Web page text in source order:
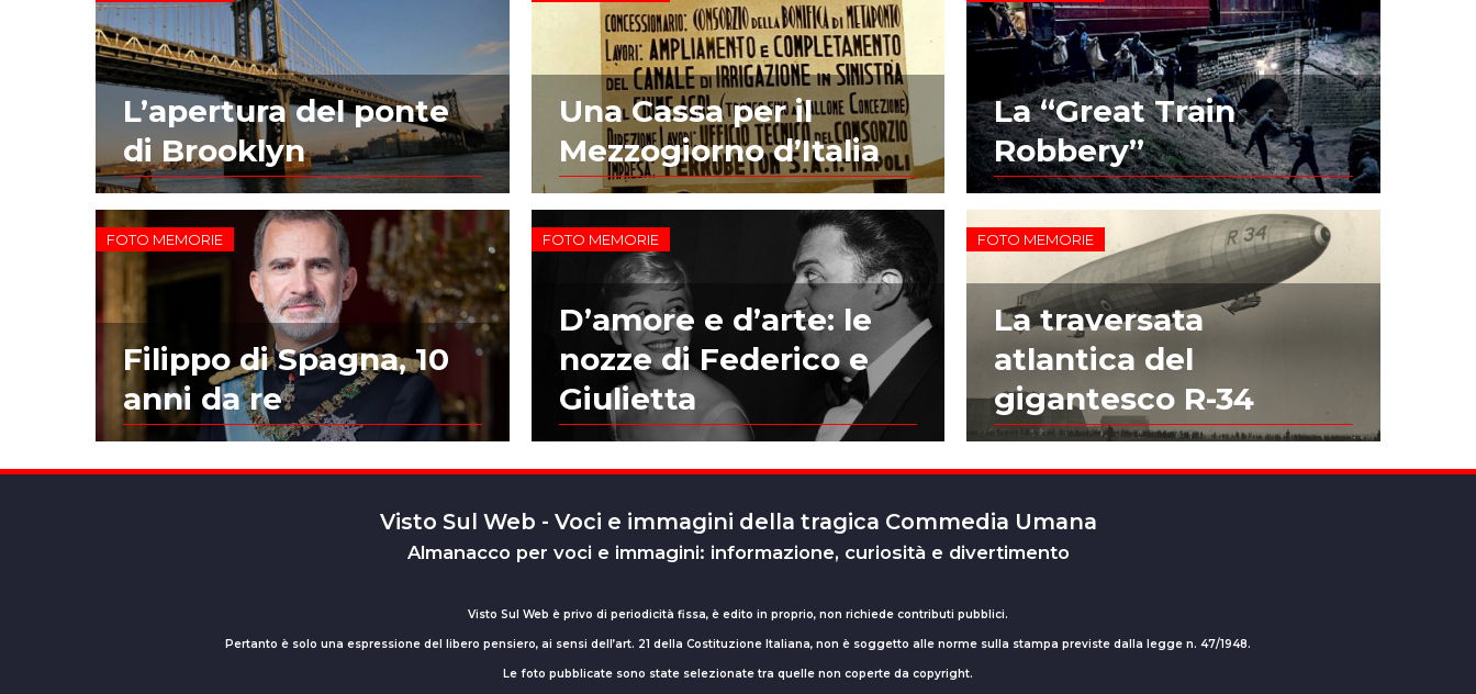
L’apertura del ponte
di Brooklyn
Una Cassa per il
Mezzogiorno d’Italia
La “Great Train
Robbery”
FOTO MEMORIE
Filippo di Spagna, 10
anni da re
FOTO MEMORIE
D’amore e d’arte: le
nozze di Federico e
Giulietta
FOTO MEMORIE
La traversata
atlantica del
gigantesco R-34
Visto Sul Web - Voci e immagini della tragica Commedia Umana
Almanacco per voci e immagini: informazione, curiosità e divertimento
Visto Sul Web è privo di periodicità fissa, è edito in proprio, non richiede contributi pubblici.
Pertanto è solo una espressione del libero pensiero, ai sensi dell’art. 21 della Costituzione Italiana, non è soggetto alle norme sulla stampa previste dalla legge n. 47/1948.
Le foto pubblicate sono state selezionate tra quelle non coperte da copyright.